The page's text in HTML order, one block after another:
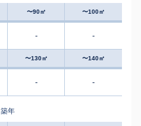
〜90㎡ 〜100㎡
- -
〜130㎡ 〜140㎡
- -
築年